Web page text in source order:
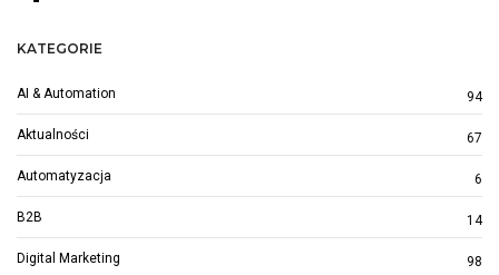
KATEGORIE
AI & Automation 94
Aktualności 67
Automatyzacja 6
B2B 14
Digital Marketing 98